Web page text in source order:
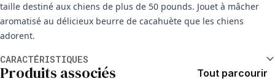
taille destiné aux chiens de plus de 50 pounds. Jouet à mâcher
aromatisé au délicieux beurre de cacahuète que les chiens
adorent.
CARACTÉRISTIQUES
Produits associés Tout parcourir